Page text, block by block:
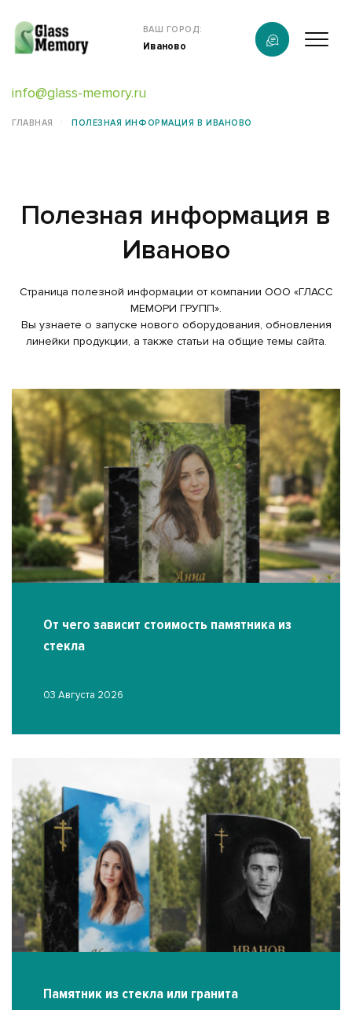
info@glass-memory.ru
ВАШ ГОРОД:
Иваново
Продукция
Конструктор памятников
Наши работы
информация
Контакты
ГЛАВНАЯ ПОЛЕЗНАЯ ИНФОРМАЦИЯ В ИВАНОВО
Полезная информация в
Иваново
Страница полезной информации от компании ООО «ГЛАСС
МЕМОРИ ГРУПП».
Вы узнаете о запуске нового оборудования, обновления
линейки продукции, а также статьи на общие темы сайта.
От чего зависит стоимость памятника из
стекла
03 Августа 2026
Памятник из стекла или гранита